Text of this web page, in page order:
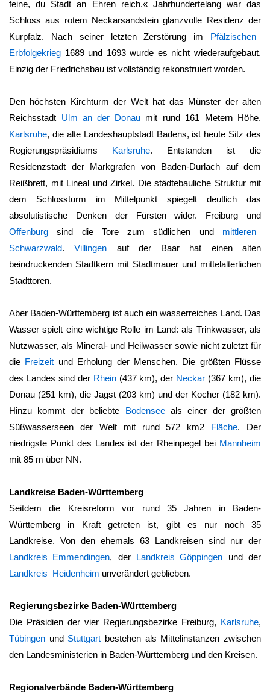
feine, du Stadt an Ehren reich.« Jahrhundertelang war das
Schloss aus rotem Neckarsandstein glanzvolle Residenz der
Kurpfalz. Nach seiner letzten Zerstörung im Pfälzischen
Erbfolgekrieg 1689 und 1693 wurde es nicht wiederaufgebaut.
Einzig der Friedrichsbau ist vollständig rekonstruiert worden.
Den höchsten Kirchturm der Welt hat das Münster der alten
Reichsstadt Ulm an der Donaumit rund 161 Metern Höhe.
Karlsruhe, die alte Landeshauptstadt Badens, ist heute Sitz des
Regierungspräsidiums Karlsruhe. Entstanden ist die
Residenzstadt der Markgrafen von Baden-Durlach auf dem
Reißbrett, mit Lineal und Zirkel. Die städtebauliche Struktur mit
dem Schlossturm im Mittelpunkt spiegelt deutlich das
absolutistische Denken der Fürsten wider. Freiburg und
Offenburg sind die Tore zum südlichen und mittleren
Schwarzwald.Villingen auf der Baar hat einen alten
beindruckenden Stadtkern mit Stadtmauer und mittelalterlichen
Stadttoren.
Aber Baden-Württemberg ist auch ein wasserreiches Land. Das
Wasser spielt eine wichtige Rolle im Land: als Trinkwasser, als
Nutzwasser, als Mineral- und Heilwasser sowie nicht zuletzt für
die Freizeit und Erholung der Menschen. Die größten Flüsse
des Landes sind der Rhein(437 km), der Neckar (367 km), die
Donau (251 km), die Jagst (203 km) und der Kocher (182 km).
Hinzu kommt der beliebte Bodenseeals einer der größten
Süßwasserseen der Welt mit rund 572 km2 Fläche. Der
niedrigste Punkt des Landes ist der Rheinpegel bei Mannheim
mit 85 m über NN.
Landkreise Baden-Württemberg
Seitdem die Kreisreform vor rund 35 Jahren in Baden-
Württemberg in Kraft getreten ist, gibt es nur noch 35
Landkreise. Von den ehemals 63 Landkreisen sind nur der
Landkreis Emmendingen, der Landkreis Göppingen und der
Landkreis Heidenheim unverändert geblieben.
Regierungsbezirke Baden-Württemberg
Die Präsidien der vier Regierungsbezirke Freiburg, Karlsruhe,
Tübingen und Stuttgart bestehen als Mittelinstanzen zwischen
den Landesministerien in Baden-Württemberg und den Kreisen.
Regionalverbände Baden-Württemberg